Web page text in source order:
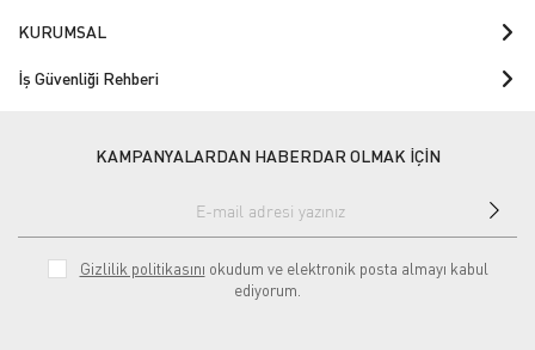
KURUMSAL
İş Güvenliği Rehberi
KAMPANYALARDAN HABERDAR OLMAK İÇİN
Gizlilik politikasını okudum ve elektronik posta almayı kabul
ediyorum.